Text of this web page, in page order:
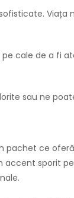
Viața
cale de a fi
sau ne
pachet ce
accent sporit